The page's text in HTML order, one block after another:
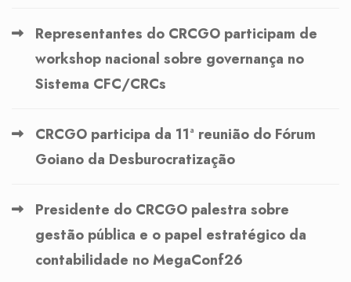
Representantes do CRCGO participam de
workshop nacional sobre governança no
Sistema CFC/CRCs
CRCGO participa da 11ª reunião do Fórum
Goiano da Desburocratização
Presidente do CRCGO palestra sobre
gestão pública e o papel estratégico da
contabilidade no MegaConf26